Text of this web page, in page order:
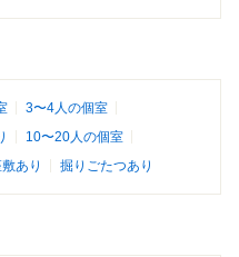
3〜4人の個室
10〜20人の個室
あり 掘りごたつあり